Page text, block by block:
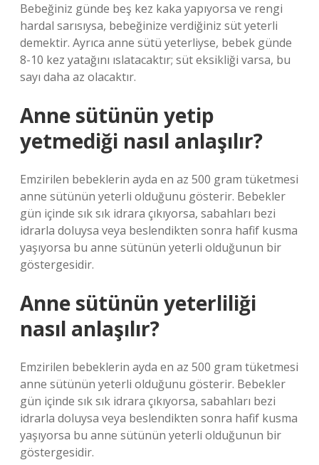
Bebeğiniz günde beş kez kaka yapıyorsa ve rengi
hardal sarısıysa, bebeğinize verdiğiniz süt yeterli
demektir. Ayrıca anne sütü yeterliyse, bebek günde
8-10 kez yatağını ıslatacaktır; süt eksikliği varsa, bu
sayı daha az olacaktır.
Anne sütünün yetip
yetmediği nasıl anlaşılır?
Emzirilen bebeklerin ayda en az 500 gram tüketmesi
anne sütünün yeterli olduğunu gösterir. Bebekler
gün içinde sık sık idrara çıkıyorsa, sabahları bezi
idrarla doluysa veya beslendikten sonra hafif kusma
yaşıyorsa bu anne sütünün yeterli olduğunun bir
göstergesidir.
Anne sütünün yeterliliği
nasıl anlaşılır?
Emzirilen bebeklerin ayda en az 500 gram tüketmesi
anne sütünün yeterli olduğunu gösterir. Bebekler
gün içinde sık sık idrara çıkıyorsa, sabahları bezi
idrarla doluysa veya beslendikten sonra hafif kusma
yaşıyorsa bu anne sütünün yeterli olduğunun bir
göstergesidir.